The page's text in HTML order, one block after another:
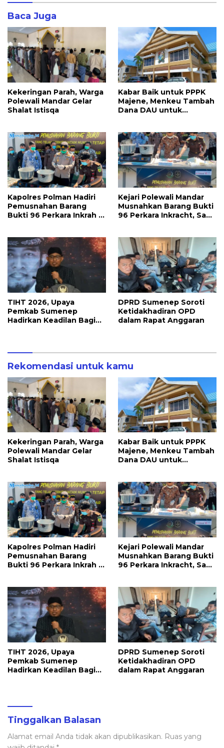
Baca Juga
Kekeringan Parah, Warga
Polewali Mandar Gelar
Shalat Istisqa
Kabar Baik untuk PPPK
Majene, Menkeu Tambah
Dana DAU untuk
Kapolres Polman Hadiri
Pemusnahan Barang
Bukti 96 Perkara Inkrah di
Kejari Polewali Mandar
Musnahkan Barang Bukti
96 Perkara Inkracht, Sabu
TIHT 2026, Upaya
Pemkab Sumenep
Hadirkan Keadilan Bagi
DPRD Sumenep Soroti
Ketidakhadiran OPD
dalam Rapat Anggaran
Rekomendasi untuk kamu
Kekeringan Parah, Warga
Polewali Mandar Gelar
Shalat Istisqa
Kabar Baik untuk PPPK
Majene, Menkeu Tambah
Dana DAU untuk
Kapolres Polman Hadiri
Pemusnahan Barang
Bukti 96 Perkara Inkrah di
Kejari Polewali Mandar
Musnahkan Barang Bukti
96 Perkara Inkracht, Sabu
TIHT 2026, Upaya
Pemkab Sumenep
Hadirkan Keadilan Bagi
DPRD Sumenep Soroti
Ketidakhadiran OPD
dalam Rapat Anggaran
Tinggalkan Balasan
Alamat email Anda tidak akan dipublikasikan. Ruas yang